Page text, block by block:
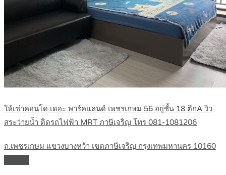
ให้เช่าคอนโด เดอะ พาร์คแลนด์ เพชรเกษม 56 อยู่ชั้น 18 ตึกA วิว
สระว่ายน้ำ ติดรถไฟฟ้า MRT ภาษีเจริญ โทร 081-1081206
ถ.เพชรเกษม แขวงบางหว้า เขตภาษีเจริญ กรุงเทพมหานคร 10160